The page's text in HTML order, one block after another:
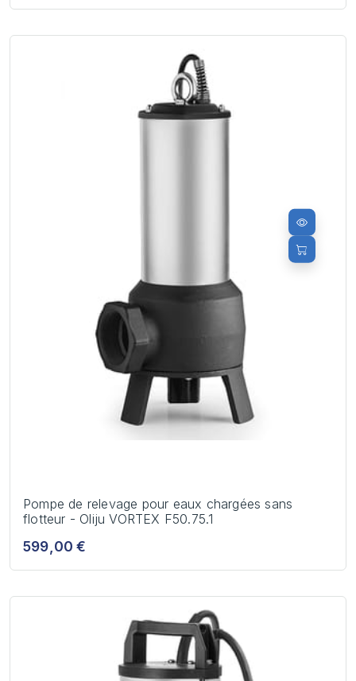
Pompe de relevage pour eaux chargées sans
flotteur - Oliju VORTEX F50.75.1
599,00 €